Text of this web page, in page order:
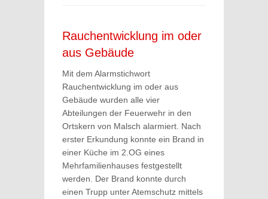
Rauchentwicklung im oder
aus Gebäude
Mit dem Alarmstichwort
Rauchentwicklung im oder aus
Gebäude wurden alle vier
Abteilungen der Feuerwehr in den
Ortskern von Malsch alarmiert. Nach
erster Erkundung konnte ein Brand in
einer Küche im 2.OG eines
Mehrfamilienhauses festgestellt
werden. Der Brand konnte durch
einen Trupp unter Atemschutz mittels